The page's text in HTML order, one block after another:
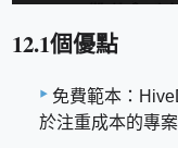
12.1個優點
免費範本：
於注重成本的專